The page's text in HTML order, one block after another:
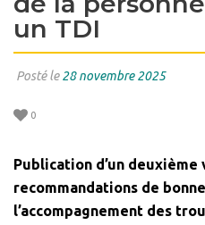
un TDI
Posté le28 novembre 2025
0
Publication d’un deuxième
recommandations de
l’accompagnement des